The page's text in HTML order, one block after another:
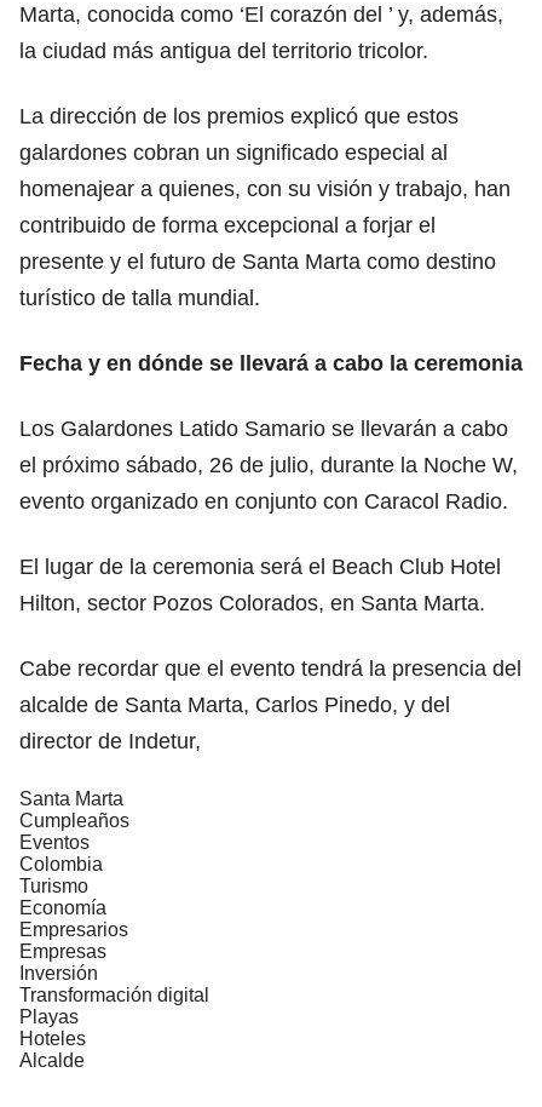
Marta, conocida como ‘El corazón del ’ y, además,
la ciudad más antigua del territorio tricolor.
La dirección de los premios explicó que estos
galardones cobran un significado especial al
homenajear a quienes, con su visión y trabajo, han
contribuido de forma excepcional a forjar el
presente y el futuro de Santa Marta como destino
turístico de talla mundial.
Fecha y en dónde se llevará a cabo la ceremonia
Los Galardones Latido Samario se llevarán a cabo
el próximo sábado, 26 de julio, durante la Noche W,
evento organizado en conjunto con Caracol Radio.
El lugar de la ceremonia será el Beach Club Hotel
Hilton, sector Pozos Colorados, en Santa Marta.
Cabe recordar que el evento tendrá la presencia del
alcalde de Santa Marta, Carlos Pinedo, y del
director de Indetur,
Santa Marta
Cumpleaños
Eventos
Colombia
Turismo
Economía
Empresarios
Empresas
Inversión
Transformación digital
Playas
Hoteles
Alcalde